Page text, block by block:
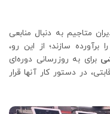
متاجیم به دنبال منابعی
سازند؛ از این رو،
برای به ‌روزرسانی دوره‌ای
در دستور کار آنها قرار